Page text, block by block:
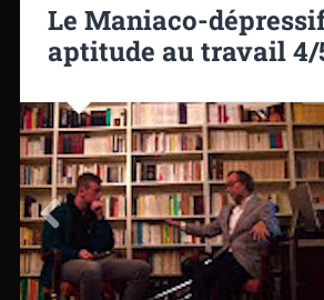
Le Maniaco-
aptitude au travail 4/